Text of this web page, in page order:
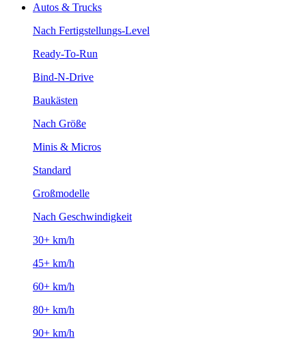
Autos & Trucks
Nach Fertigstellungs-Level
Ready-To-Run
Bind-N-Drive
Baukästen
Nach Größe
Minis & Micros
Standard
Großmodelle
Nach Geschwindigkeit
30+ km/h
45+ km/h
60+ km/h
80+ km/h
90+ km/h